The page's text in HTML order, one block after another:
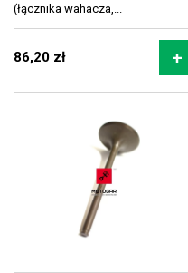
(łącznika wahacza,...
86,20 zł